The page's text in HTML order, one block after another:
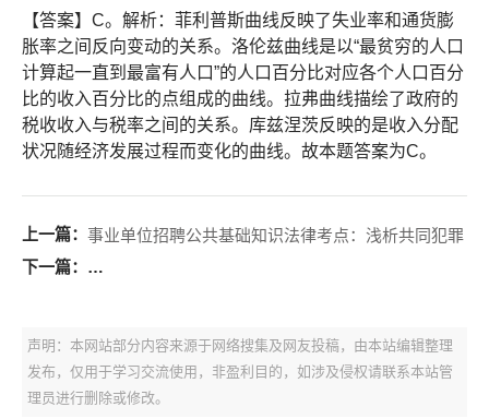
【答案】C。解析：菲利普斯曲线反映了失业率和通货膨
胀率之间反向变动的关系。洛伦兹曲线是以“最贫穷的人口
计算起一直到最富有人口”的人口百分比对应各个人口百分
比的收入百分比的点组成的曲线。拉弗曲线描绘了政府的
税收收入与税率之间的关系。库兹涅茨反映的是收入分配
状况随经济发展过程而变化的曲线。故本题答案为C。
上一篇： 事业单位招聘公共基础知识法律考点：浅析共同犯罪
下一篇：
事业单位招聘公共基础知识经济考点：最高限价与最低
声明：本网站部分内容来源于网络搜集及网友投稿，由本站编辑整理
发布，仅用于学习交流使用，非盈利目的，如涉及侵权请联系本站管
理员进行删除或修改。